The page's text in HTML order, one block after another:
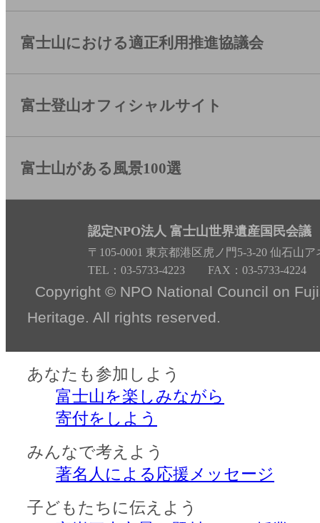
富士山における適正利用推進協議会
富士登山オフィシャルサイト
富士山がある風景100選
認定NPO法人 富士山世界遺産国民会議
〒105-0001 東京都港区虎ノ門5-3-20 仙石山ア
TEL：03-5733-4223 FAX：03-5733-4224
Copyright © NPO National Council on
Heritage. All rights reserved.
あなたも参加しよう
富士山を楽しみながら
寄付をしよう
みんなで考えよう
著名人による応援メッセージ
子どもたちに伝えよう